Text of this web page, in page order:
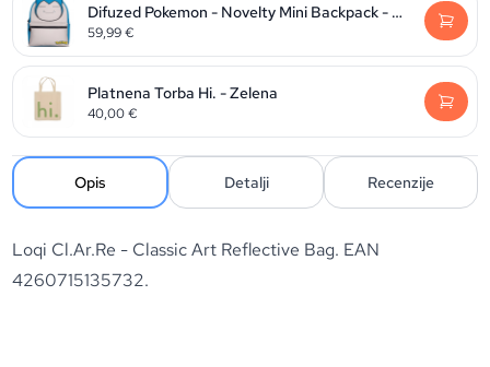
Difuzed Pokemon - Novelty Mini Backpack - Snorlax
59,99€
Platnena Torba Hi. - Zelena
40,00€
Opis Detalji Recenzije
Loqi Cl.Ar.Re - Classic Art Reflective Bag. EAN
4260715135732.